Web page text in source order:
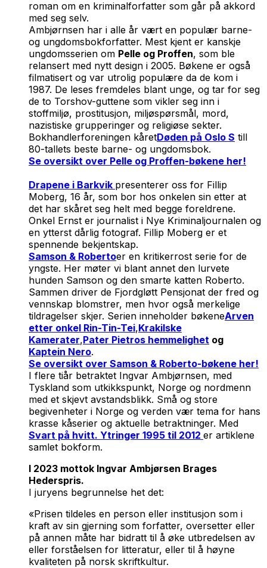
roman om en kriminalforfatter som går på akkord
med seg selv.
Ambjørnsen har i alle år vært en populær barne-
og ungdomsbokforfatter. Mest kjent er kanskje
ungdomsserien om Pelle og Proffen, som ble
relansert med nytt design i 2005. Bøkene er også
filmatisert og var utrolig populære da de kom i
1987. De leses fremdeles blant unge, og tar for seg
de to Torshov-guttene som vikler seg inn i
stoffmiljø, prostitusjon, miljøspørsmål, mord,
nazistiske grupperinger og religiøse sekter.
Bokhandlerforeningen kåretDøden på Oslo S till
80-tallets beste barne- og ungdomsbok.
Se oversikt over Pelle og Proffen-bøkene her!
Drapene i Barkvik presenterer oss for Fillip
Moberg, 16 år, som bor hos onkelen sin etter at
det har skåret seg helt med begge foreldrene.
Onkel Ernst er journalist i Nye Kriminaljournalen og
en ytterst dårlig fotograf. Fillip Moberg er et
spennende bekjentskap.
Samson & Robertoer en kritikerrost serie for de
yngste. Her møter vi blant annet den lurvete
hunden Samson og den smarte katten Roberto.
Sammen driver de Fjordgløtt Pensjonat der fred og
vennskap blomstrer, men hvor også merkelige
tildragelser skjer. Serien inneholder bøkeneArven
etter onkel Rin-Tin-Tei,Krakilske
Kamerater,Pater Pietros hemmelighet og
Kaptein Nero.
Se oversikt over Samson & Roberto-bøkene her!
I flere tiår betraktet Ingvar Ambjørnsen, med
Tyskland som utkikkspunkt, Norge og nordmenn
med et skjevt avstandsblikk. Små og store
begivenheter i Norge og verden vær tema for hans
krasse kåserier og aktuelle betraktninger. Med
Svart på hvitt. Ytringer 1995 til 2012 er artiklene
samlet bokform.
I 2023 mottok Ingvar Ambjørsen Brages
Hederspris.
I juryens begrunnelse het det:
«Prisen tildeles en person eller institusjon som i
kraft av sin gjerning som forfatter, oversetter eller
på annen måte har bidratt til å øke utbredelsen av
eller forståelsen for litteratur, eller til å høyne
kvaliteten på norsk skriftkultur.